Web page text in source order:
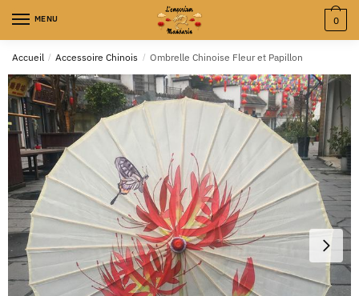
MENU 0
Accueil / Accessoire Chinois / Ombrelle Chinoise Fleur et Papillon